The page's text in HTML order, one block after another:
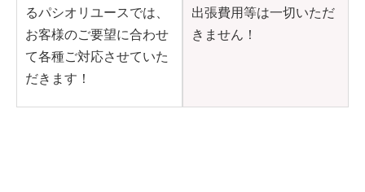
るパシオリユースでは、
お客様のご要望に合わせ
て各種ご対応させていた
だきます！
出張費用等は一切いただ
きません！